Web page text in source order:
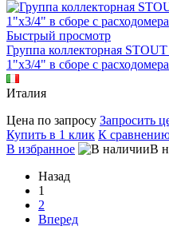
Быстрый просмотр
Группа коллекторная
1"х3/4" в сборе с
Италия
Цена по запросу Запросить
Купить в 1 клик К
В избранное
В
Назад
1
2
Вперед